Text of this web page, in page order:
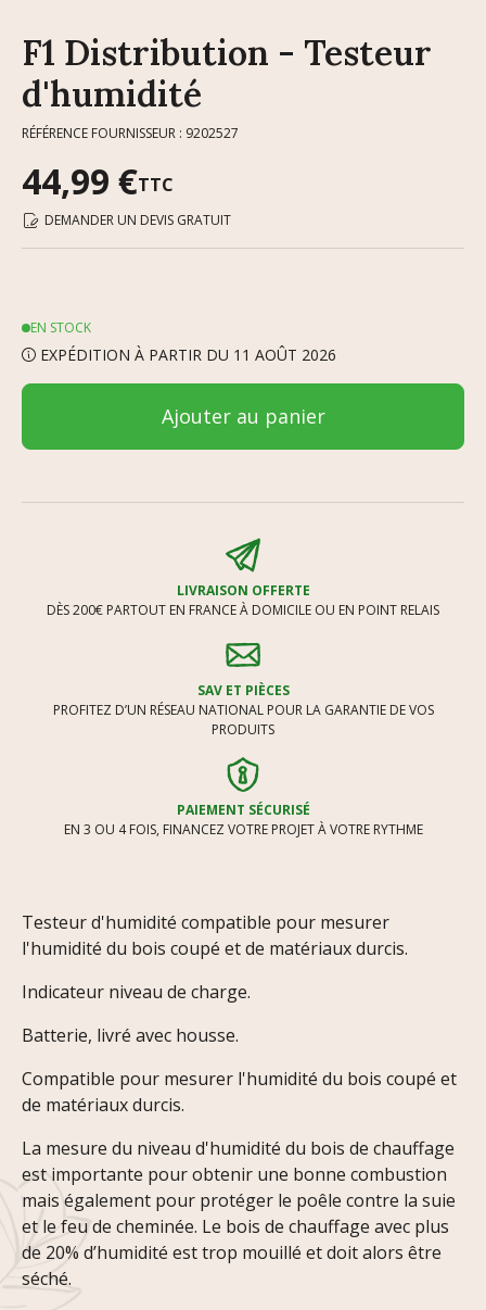
F1 Distribution - Testeur
d'humidité
RÉFÉRENCE FOURNISSEUR : 9202527
44,99 €TTC
DEMANDER UN DEVIS GRATUIT
EN STOCK
EXPÉDITION À PARTIR DU 11 AOÛT 2026
Ajouter au panier
LIVRAISON OFFERTE
DÈS 200€ PARTOUT EN FRANCE À DOMICILE OU EN POINT RELAIS
SAV ET PIÈCES
PROFITEZ D’UN RÉSEAU NATIONAL POUR LA GARANTIE DE VOS
PRODUITS
PAIEMENT SÉCURISÉ
EN 3 OU 4 FOIS, FINANCEZ VOTRE PROJET À VOTRE RYTHME
Testeur d'humidité compatible pour mesurer
l'humidité du bois coupé et de matériaux durcis.
Indicateur niveau de charge.
Batterie, livré avec housse.
Compatible pour mesurer l'humidité du bois coupé et
de matériaux durcis.
La mesure du niveau d'humidité du bois de chauffage
est importante pour obtenir une bonne combustion
mais également pour protéger le poêle contre la suie
et le feu de cheminée. Le bois de chauffage avec plus
de 20% d’humidité est trop mouillé et doit alors être
séché.